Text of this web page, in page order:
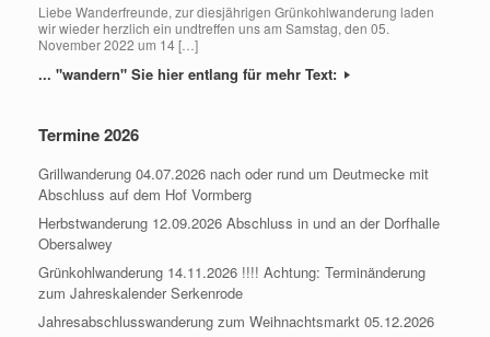
Liebe Wanderfreunde, zur diesjährigen Grünkohlwanderung laden
wir wieder herzlich ein undtreffen uns am Samstag, den 05.
November 2022 um 14 […]
... "wandern" Sie hier entlang für mehr Text:
Termine 2026
Grillwanderung 04.07.2026 nach oder rund um Deutmecke mit
Abschluss auf dem Hof Vormberg
Herbstwanderung 12.09.2026 Abschluss in und an der Dorfhalle
Obersalwey
Grünkohlwanderung 14.11.2026 !!!! Achtung: Terminänderung
zum Jahreskalender Serkenrode
Jahresabschlusswanderung zum Weihnachtsmarkt 05.12.2026